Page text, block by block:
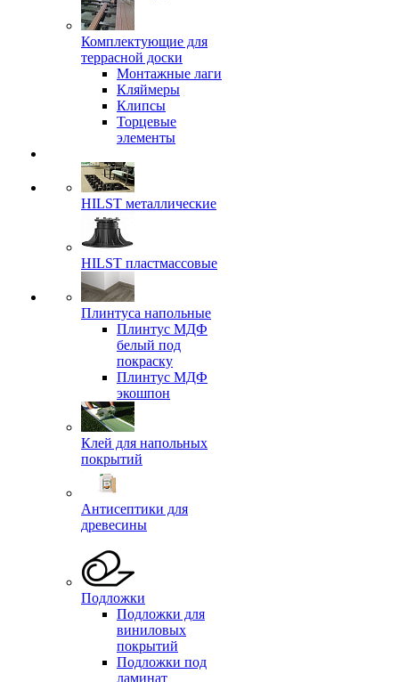
Комплектующие для
террасной доски
Монтажные лаги
Кляймеры
Клипсы
Торцевые
элементы
HILST металлические
HILST пластмассовые
Плинтуса напольные
Плинтус МДФ
белый под
покраску
Плинтус МДФ
экошпон
Клей для напольных
покрытий
Антисептики для
древесины
Подложки
Подложки для
виниловых
покрытий
Подложки под
ламинат